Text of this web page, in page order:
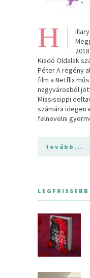
H
Kiadó Oldalak
Péter A ​regény
film a Netflix
nagyvárosból
Mississippi
számára idegen
felnevelni
tovább...